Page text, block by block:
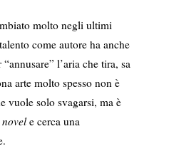
molto negli ultimi
come autore ha anche
l’aria che tira, sa
arte molto spesso non è
vuole solo svagarsi, ma è
e cerca una